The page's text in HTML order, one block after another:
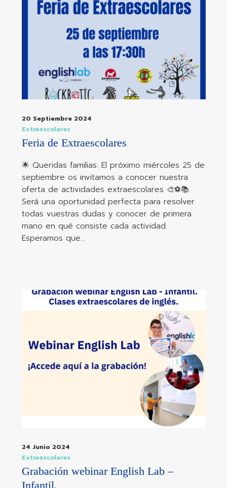
20 Septiembre 2024
Extraescolares
Feria de Extraescolares
🌟 Queridas familias: El próximo miércoles 25 de
septiembre os invitamos a conocer nuestra
oferta de actividades extraescolares 🎨⚽📚.
Será una oportunidad perfecta para resolver
todas vuestras dudas y conocer de primera
mano en qué consiste cada actividad.
Esperamos que…
24 Junio 2024
Extraescolares
Grabación webinar English Lab –
Infantil.